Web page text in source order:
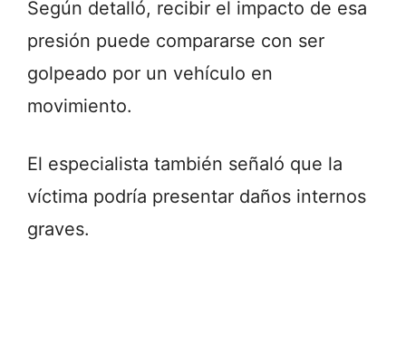
Según detalló, recibir el impacto de esa
presión puede compararse con ser
golpeado por un vehículo en
movimiento.
El especialista también señaló que la
víctima podría presentar daños internos
graves.